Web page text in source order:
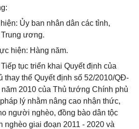
Ủy ban nhân dân các tỉnh,
ương.
hiện: Hàng năm.
Tiếp tục triển khai Quyết định của
thay thế Quyết định số 52/2010/QĐ-
2010 của Thủ tướng Chính phủ
lý nhằm nâng cao nhận thức,
người nghèo, đồng bào dân tộc
nghèo giai đoạn 2011 - 2020 và